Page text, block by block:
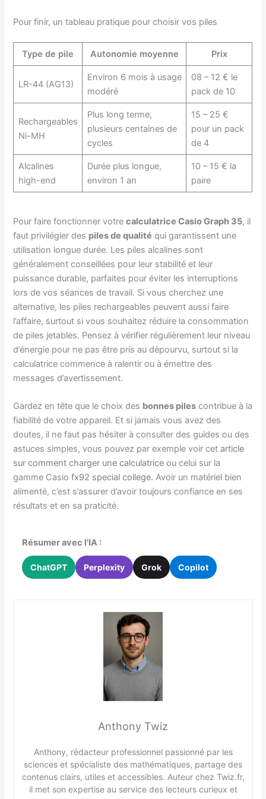
Pour finir, un tableau pratique pour choisir vos piles
Type de pile Autonomie moyenne Prix
LR-44 (AG13)
Environ 6 mois à usage
modéré
08 – 12 € le
pack de 10
Rechargeables
Ni-MH
Plus long terme,
plusieurs centaines de
cycles
15 – 25 €
pour un pack
de 4
Alcalines
high-end
Durée plus longue,
environ 1 an
10 – 15 € la
paire
Pour faire fonctionner votrecalculatrice Casio Graph 35, il
faut privilégier des piles de qualité qui garantissent une
utilisation longue durée. Les piles alcalines sont
généralement conseillées pour leur stabilité et leur
puissance durable, parfaites pour éviter les interruptions
lors de vos séances de travail. Si vous cherchez une
alternative, les piles rechargeables peuvent aussi faire
l’affaire, surtout si vous souhaitez réduire la consommation
de piles jetables. Pensez à vérifier régulièrement leur niveau
d’énergie pour ne pas être pris au dépourvu, surtout si la
calculatrice commence à ralentir ou à émettre des
messages d’avertissement.
Gardez en tête que le choix des bonnes piles contribue à la
fiabilité de votre appareil. Et si jamais vous avez des
doutes, il ne faut pas hésiter à consulter des guides ou des
astuces simples, vous pouvez par exemple voir cetarticle
sur comment charger une calculatrice ou celui sur la
gamme Casiofx92 special college. Avoir un matériel bien
alimenté, c’est s’assurer d’avoir toujours confiance en ses
résultats et en sa praticité.
Résumer avec l'IA :
ChatGPT Perplexity Grok Copilot
Anthony Twiz
Anthony, rédacteur professionnel passionné par les
sciences et spécialiste des mathématiques, partage des
contenus clairs, utiles et accessibles. Auteur chez Twiz.fr,
il met son expertise au service des lecteurs curieux et